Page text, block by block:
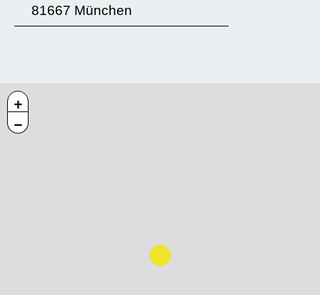
81667 München
+
−